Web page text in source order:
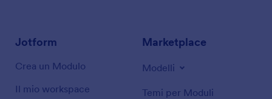
Jotform
Crea un Modulo
Il mio workspace
Marketplace
Modelli
Temi per Moduli